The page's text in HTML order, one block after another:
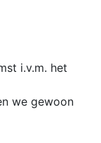
i.v.m. het
we gewoon